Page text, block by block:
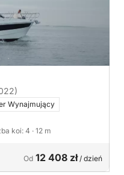
Wynajmujący
koi: 4 · 12 m
Od 12 408 zł/ dzień